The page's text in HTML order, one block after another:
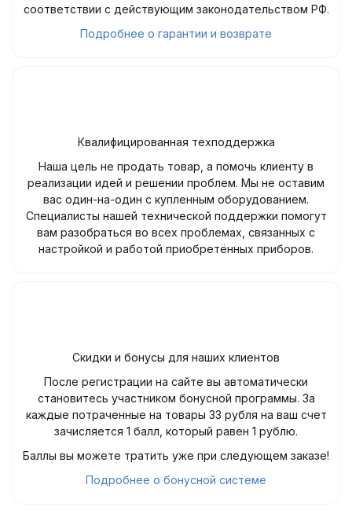
соответствии с действующим законодательством РФ.
Подробнее о гарантии и возврате
Квалифицированная техподдержка
Наша цель не продать товар, а помочь клиенту в
реализации идей и решении проблем. Мы не оставим
вас один-на-один с купленным оборудованием.
Специалисты нашей технической поддержки помогут
вам разобраться во всех проблемах, связанных с
настройкой и работой приобретённых приборов.
Скидки и бонусы для наших клиентов
После регистрации на сайте вы автоматически
становитесь участником бонусной программы. За
каждые потраченные на товары 33 рубля на ваш счет
зачисляется 1 балл, который равен 1 рублю.
Баллы вы можете тратить уже при следующем заказе!
Подробнее о бонусной системе